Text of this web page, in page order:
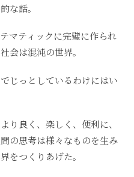
な話。
マティックに完璧に作られ
会は混沌の世界。
じっとしているわけにはい
り良く、楽しく、便利に、
の思考は様々なものを生み
をつくりあげた。